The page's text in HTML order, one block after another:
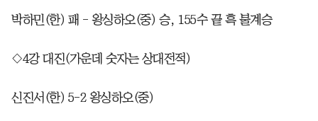
박하민(한) 패 - 왕싱하오(중) 승, 155수 끝 흑 불계승
◇4강 대진(가운데 숫자는 상대전적)
신진서(한) 5-2 왕싱하오(중)